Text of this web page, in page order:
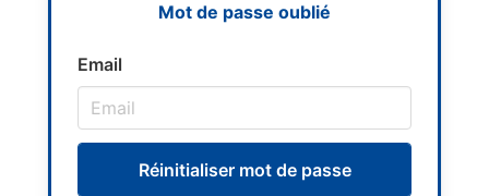
Mot de passe oublié
Email
Réinitialiser mot de passe